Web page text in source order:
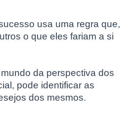
usa uma regra que,
o que eles fariam a si
da perspectiva dos
pode identificar as
dos mesmos.